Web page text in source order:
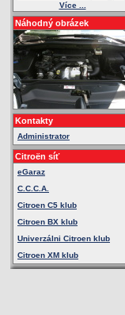
Více ...
Náhodný obrázek
Kontakty
Administrator
Citroën síť
eGaraz
C.C.C.A.
Citroen C5 klub
Citroen BX klub
Univerzálni Citroen klub
Citroen XM klub